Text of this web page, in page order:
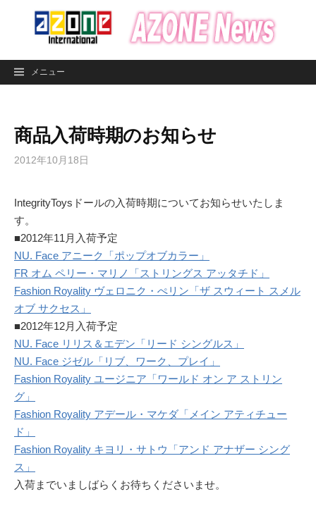
ン
メニュー
商品入荷時期のお知らせ
2012年10月18日
IntegrityToysドールの入荷時期についてお知らせいたしま
す。
■2012年11月入荷予定
NU. Face アニーク「ポップオブカラー」
FR オム ペリー・マリノ「ストリングス アッタチド」
Fashion Royality ヴェロニク・ぺリン「ザ スウィート スメル
オブ サクセス」
■2012年12月入荷予定
NU. Face リリス＆エデン「リード シングルス」
NU. Face ジゼル「リブ、ワーク、プレイ」
Fashion Royality ユージニア「ワールド オン ア ストリン
グ」
Fashion Royality アデール・マケダ「メイン アティチュー
ド」
Fashion Royality キヨリ・サトウ「アンド アナザー シング
ス」
入荷までいましばらくお待ちくださいませ。